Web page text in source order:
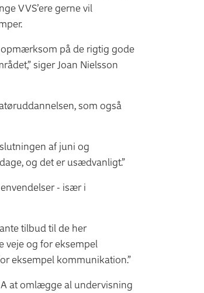
VVS’ere gerne vil
opmærksom på de rigtig gode
siger Joan Nielsson
som også
af juni og
og det er usædvanligt.”
- især i
tilbud til de her
veje og for eksempel
eksempel kommunikation.”
at omlægge al undervisning